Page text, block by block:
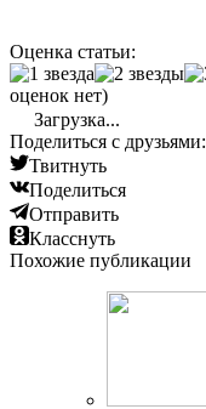
Оценка статьи:
оценок нет)
Загрузка...
Поделиться с друзьями:
Твитнуть
Поделиться
Отправить
Класснуть
Похожие публикации